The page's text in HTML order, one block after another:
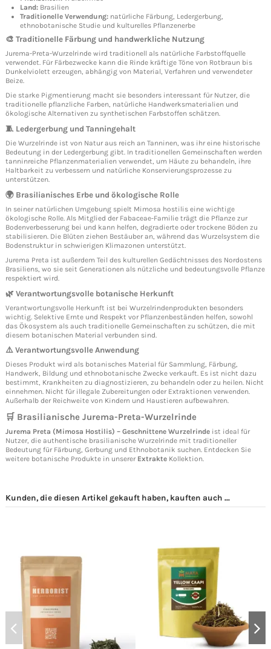
Land: Brasilien
Traditionelle Verwendung: natürliche Färbung, Ledergerbung,
ethnobotanische Studie und kulturelles Pflanzenerbe
🎨 Traditionelle Färbung und handwerkliche Nutzung
Jurema-Preta-Wurzelrinde wird traditionell als natürliche Farbstoffquelle
verwendet. Für Färbezwecke kann die Rinde kräftige Töne von Rotbraun bis
Dunkelviolett erzeugen, abhängig von Material, Verfahren und verwendeter
Beize.
Die starke Pigmentierung macht sie besonders interessant für Nutzer, die
traditionelle pflanzliche Farben, natürliche Handwerksmaterialien und
ökologische Alternativen zu synthetischen Farbstoffen schätzen.
🧵 Ledergerbung und Tanningehalt
Die Wurzelrinde ist von Natur aus reich an Tanninen, was ihr eine historische
Bedeutung in der Ledergerbung gibt. In traditionellen Gemeinschaften werden
tanninreiche Pflanzenmaterialien verwendet, um Häute zu behandeln, ihre
Haltbarkeit zu verbessern und natürliche Konservierungsprozesse zu
unterstützen.
🌍 Brasilianisches Erbe und ökologische Rolle
In seiner natürlichen Umgebung spielt Mimosa hostilis eine wichtige
ökologische Rolle. Als Mitglied der Fabaceae-Familie trägt die Pflanze zur
Bodenverbesserung bei und kann helfen, degradierte oder trockene Böden zu
stabilisieren. Die Blüten ziehen Bestäuber an, während das Wurzelsystem die
Bodenstruktur in schwierigen Klimazonen unterstützt.
Jurema Preta ist außerdem Teil des kulturellen Gedächtnisses des Nordostens
Brasiliens, wo sie seit Generationen als nützliche und bedeutungsvolle Pflanze
respektiert wird.
🌿 Verantwortungsvolle botanische Herkunft
Verantwortungsvolle Herkunft ist bei Wurzelrindenprodukten besonders
wichtig. Selektive Ernte und Respekt vor Pflanzenbeständen helfen, sowohl
das Ökosystem als auch traditionelle Gemeinschaften zu schützen, die mit
diesem botanischen Material verbunden sind.
⚠️ Verantwortungsvolle Anwendung
Dieses Produkt wird als botanisches Material für Sammlung, Färbung,
Handwerk, Bildung und ethnobotanische Zwecke verkauft. Es ist nicht dazu
bestimmt, Krankheiten zu diagnostizieren, zu behandeln oder zu heilen. Nicht
einnehmen. Nicht für illegale Zubereitungen oder Extraktionen verwenden.
Außerhalb der Reichweite von Kindern und Haustieren aufbewahren.
🛒 Brasilianische Jurema-Preta-Wurzelrinde
Jurema Preta (Mimosa Hostilis) – Geschnittene Wurzelrinde ist ideal für
Nutzer, die authentische brasilianische Wurzelrinde mit traditioneller
Bedeutung für Färbung, Gerbung und Ethnobotanik suchen. Entdecken Sie
weitere botanische Produkte in unserer Extrakte Kollektion.
Kunden, die diesen Artikel gekauft haben, kauften auch ...